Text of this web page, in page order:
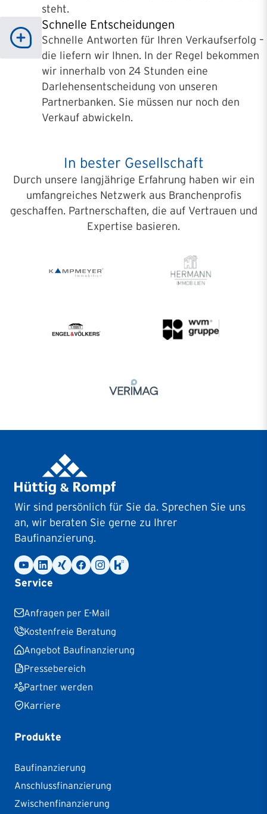
steht.
Schnelle Entscheidungen
Schnelle Antworten für Ihren Verkaufserfolg –
die liefern wir Ihnen. In der Regel bekommen
wir innerhalb von 24 Stunden eine
Darlehensentscheidung von unseren
Partnerbanken. Sie müssen nur noch den
Verkauf abwickeln.
In bester Gesellschaft
Durch unsere langjährige Erfahrung haben wir ein
umfangreiches Netzwerk aus Branchenprofis
geschaffen. Partnerschaften, die auf Vertrauen und
Expertise basieren.
Wir sind persönlich für Sie da. Sprechen Sie uns
an, wir beraten Sie gerne zu Ihrer
Baufinanzierung.
Service
Anfragen per E-Mail
Kostenfreie Beratung
Angebot Baufinanzierung
Pressebereich
Partner werden
Karriere
Produkte
Baufinanzierung
Anschlussfinanzierung
Zwischenfinanzierung